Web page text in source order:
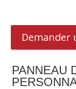
Demander
PANNEAU